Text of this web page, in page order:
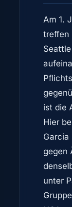
Am 1.
treffen
ist die
Hier
Garcia
gegen
unter